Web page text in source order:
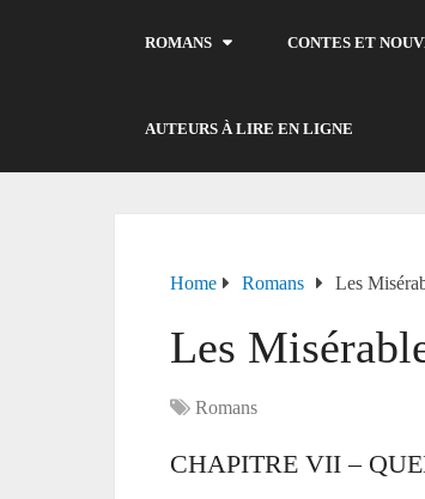
ROMANS CONTES ET
AUTEURS À LIRE EN LIGNE
Home Romans Les
Les
Romans
CHAPITRE VII –